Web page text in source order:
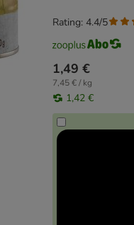
1,49 €
7,45 € / kg
1,42 €
Rating: 4.4/5